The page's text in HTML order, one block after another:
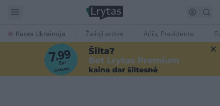
Karas Ukrainoje Žalioji erdvė Ačiū, Prezidente